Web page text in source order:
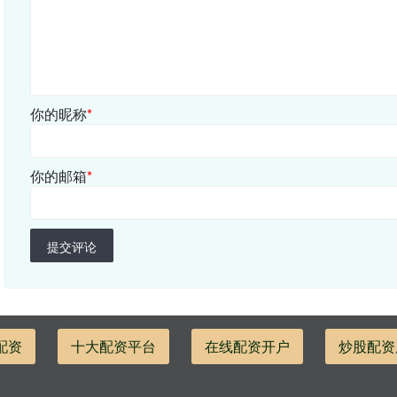
你的昵称*
你的邮箱*
提交评论
资 十大配资平台 在线配资开户 炒股配